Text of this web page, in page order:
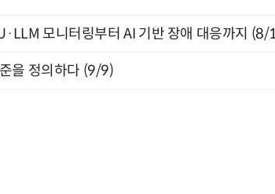
모니터링부터 AI 기반 장애 대응까지
을 정의하다 (9/9)